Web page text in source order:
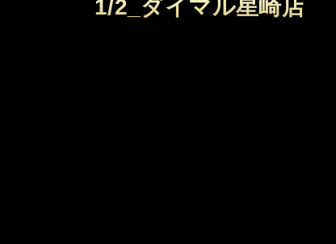
1/2_ダイマル星崎店